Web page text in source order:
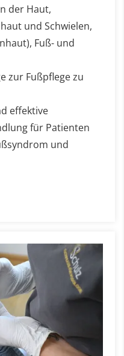
der Haut,
und Schwielen,
Fuß- und
zur Fußpflege zu
effektive
für Patienten
und